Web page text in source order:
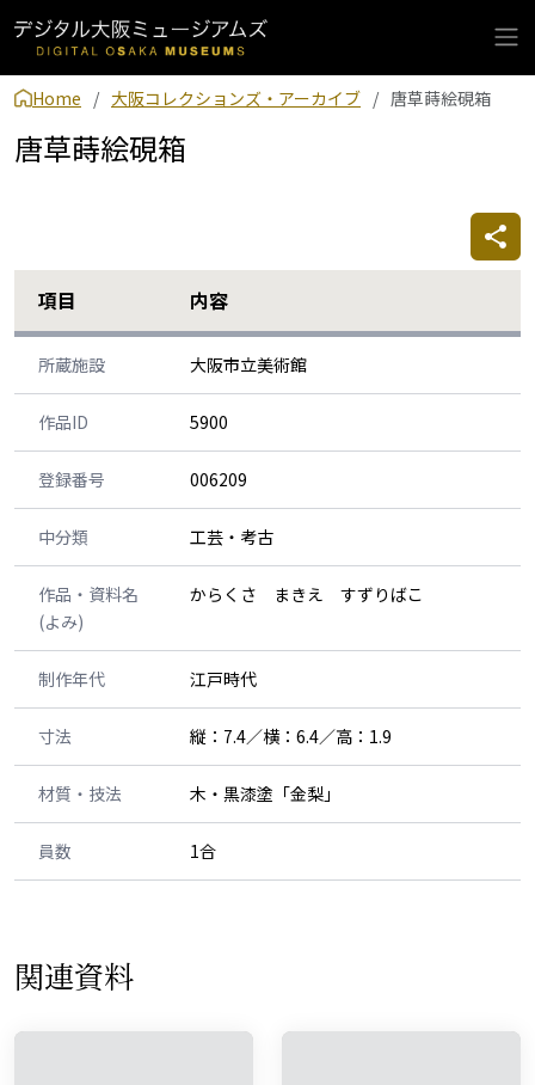
Home 大阪コレクションズ・アーカイブ 唐草蒔絵硯箱
唐草蒔絵硯箱
項目 内容
所蔵施設 大阪市立美術館
作品ID 5900
登録番号 006209
中分類 工芸・考古
作品・資料名
(よみ)
からくさ まきえ すずりばこ
制作年代 江戸時代
寸法 縦：7.4／横：6.4／高：1.9
材質・技法 木・黒漆塗「金梨」
員数 1合
関連資料